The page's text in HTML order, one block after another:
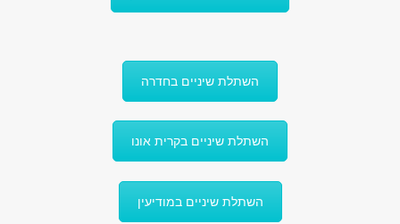
השתלת שיניים בחדרה
השתלת שיניים בקרית אונו
השתלת שיניים במודיעין